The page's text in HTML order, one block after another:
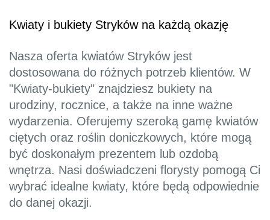
Kwiaty i bukiety Stryków na każdą okazję
Nasza oferta kwiatów Stryków jest
dostosowana do różnych potrzeb klientów. W
"Kwiaty-bukiety" znajdziesz bukiety na
urodziny, rocznice, a także na inne ważne
wydarzenia. Oferujemy szeroką gamę kwiatów
ciętych oraz roślin doniczkowych, które mogą
być doskonałym prezentem lub ozdobą
wnętrza. Nasi doświadczeni florysty pomogą Ci
wybrać idealne kwiaty, które będą odpowiednie
do danej okazji.